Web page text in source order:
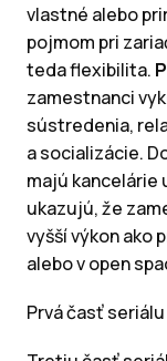
vlastné alebo
pojmom pri
teda flexibilita.
zamestnanci
sústredenia,
a socializácie.
majú kancelárie
ukazujú, že
vyšší výkon ako
alebo v open
Prvá časť seriálu